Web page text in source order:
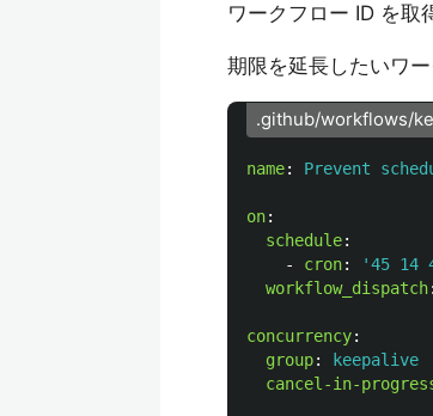
ワークフロー ID を取
期限を延長したいワ
.github/workflows/
name: Prevent
on:
schedule:
-
cron: '45 14
workflow_dispatch:
concurrency:
group:
keepalive
cancel-in-